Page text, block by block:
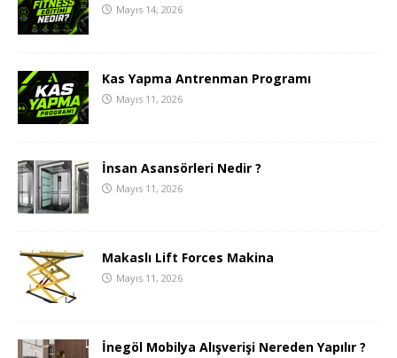
Mayıs 14, 2026
Kas Yapma Antrenman Programı
Mayıs 11, 2026
İnsan Asansörleri Nedir ?
Mayıs 11, 2026
Makaslı Lift Forces Makina
Mayıs 11, 2026
İnegöl Mobilya Alışverişi Nereden Yapılır ?